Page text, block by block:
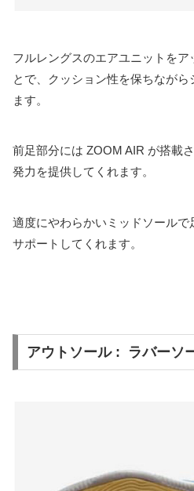
フルレングスのエアユニットをア
とで、クッション性を保ちなが
ます。
前足部分には ZOOM AIR が搭載
発力を提供してくれます。
適度にやわらかいミッドソール
サポートしてくれます。
アウトソール : ラバーソ